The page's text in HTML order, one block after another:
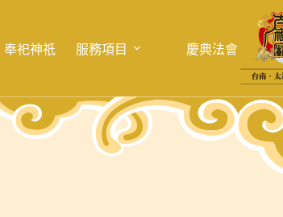
奉祀神祇 服務項目 慶典法會